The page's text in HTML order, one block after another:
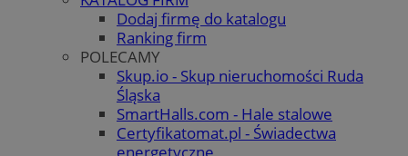
Dodaj firmę do katalogu
Ranking firm
POLECAMY
Skup.io - Skup nieruchomości Ruda
Śląska
SmartHalls.com - Hale stalowe
Certyfikatomat.pl - Świadectwa